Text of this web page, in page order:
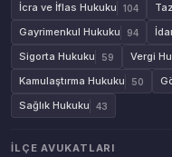
İcra ve İflas Hukuku 104
Gayrimenkul Hukuku 94
Sigorta Hukuku 59 Vergi
Kamulaştırma Hukuku 50
Sağlık Hukuku 43
İLÇE AVUKATLARI